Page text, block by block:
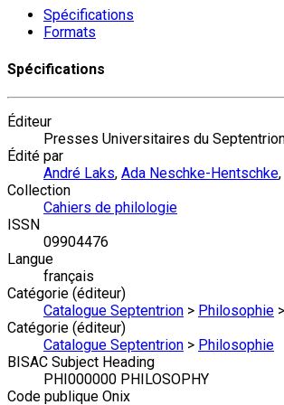
Spécifications
Formats
Spécifications
Éditeur
Presses Universitaires du
Édité par
André Laks, Ada Neschke-Hentschke,
Collection
Cahiers de philologie
ISSN
09904476
Langue
français
Catégorie (éditeur)
Catalogue Septentrion > Philosophie >
Catégorie (éditeur)
Catalogue Septentrion > Philosophie
BISAC Subject Heading
PHI000000 PHILOSOPHY
Code publique Onix